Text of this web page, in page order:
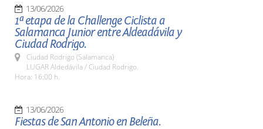
13/06/2026
1ª etapa de la Challenge Ciclista a
Salamanca Junior entre Aldeadávila y
Ciudad Rodrigo.
Ciudad Rodrigo (Salamanca)
LUGAR Aldedávila / Ciudad Rodrigo.
Hora: 16:00 h.
13/06/2026
Fiestas de San Antonio en Beleña.